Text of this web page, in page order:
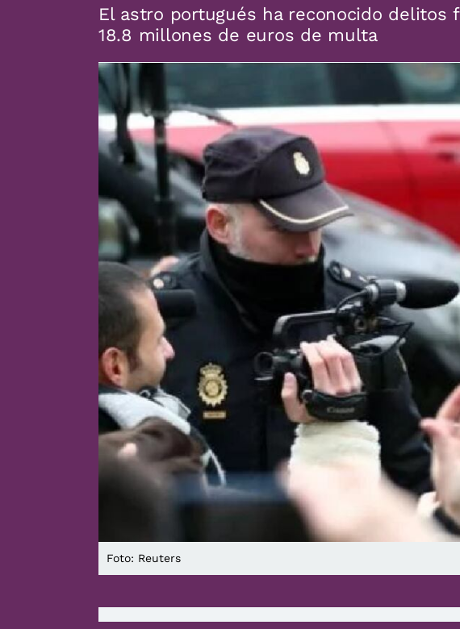
El astro portugués ha reconocido delitos
18.8 millones de euros de multa
Foto: Reuters